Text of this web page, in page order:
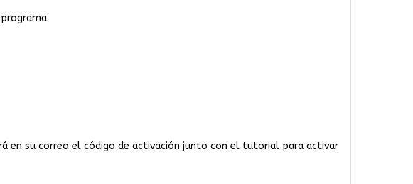
en su correo el código de activación junto con el tutorial para activar